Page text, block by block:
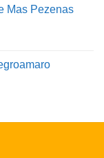
Mas Pezenas